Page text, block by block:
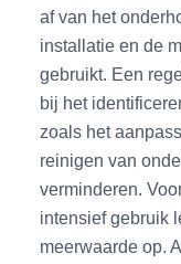
af van het
installatie en de
gebruikt. Een
bij het
zoals het
reinigen van
verminderen.
intensief gebruik
meerwaarde op.